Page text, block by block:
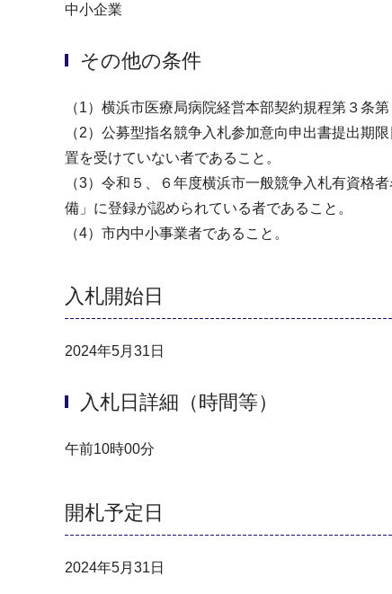
中小企業
その他の条件
（1）横浜市医療局病院経営本部契約規程第３条
（2）公募型指名競争入札参加意向申出書提出期
置を受けていない者であること。
（3）令和５、６年度横浜市一般競争入札有資格
備」に登録が認められている者であること。
（4）市内中小事業者であること。
入札開始日
2024年5月31日
入札日詳細（時間等）
午前10時00分
開札予定日
2024年5月31日